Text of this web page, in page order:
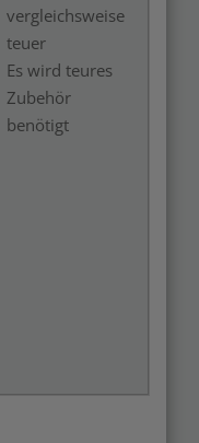
vergleichsweise
teuer
Es wird teures
Zubehör
benötigt